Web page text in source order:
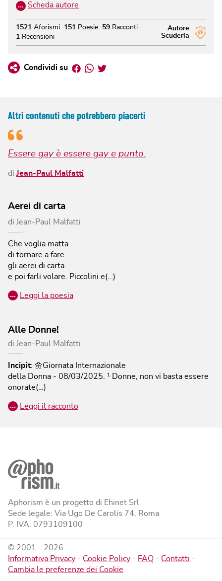
… Scheda autore
Autore
Scuderia
1521 Aforismi 151 Poesie 59 Racconti
1
Recensioni
Condividi su Facebook
Whatsapp
Twitter
Altri contenuti che potrebbero piacerti
Essere gay è essere gay e punto.
diJean-Paul Malfatti
Aerei di carta
di Jean-Paul Malfatti
Che voglia matta
di tornare a fare
gli aerei di carta
e poi farli volare.
Piccolini e(…)
… Leggi la poesia
Alle Donne!
di Jean-Paul Malfatti
Incipit: 🌼Giornata Internazionale
della Donna ‐ 08/03/2025.
¹ Donne, non vi basta essere
onorate(…)
… Leggi il racconto
Aphorism è un progetto di Ehinet Srl
Sede legale: Via Ugo De Carolis 74, Roma
P. IVA: 0793109100
© 2001 - 2026
Informativa Privacy - Cookie Policy - FAQ - Contatti -
Cambia le preferenze dei Cookie